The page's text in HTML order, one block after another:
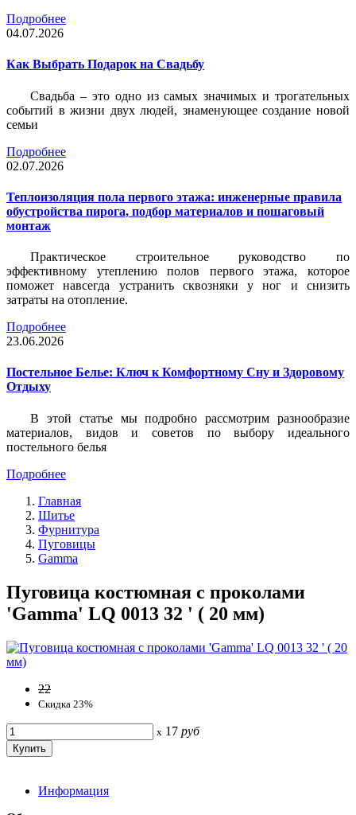
Подробнее
04.07.2026
Как Выбрать Подарок на Свадьбу
Свадьба – это одно из самых значимых и трогательных
событий в жизни двух людей, знаменующее создание новой
семьи
Подробнее
02.07.2026
Теплоизоляция пола первого этажа: инженерные правила
обустройства пирога, подбор материалов и пошаговый
монтаж
Практическое строительное руководство по
эффективному утеплению полов первого этажа, которое
поможет навсегда устранить сквозняки у ног и снизить
затраты на отопление.
Подробнее
23.06.2026
Постельное Белье: Ключ к Комфортному Сну и Здоровому
Отдыху
В этой статье мы подробно рассмотрим разнообразие
материалов, видов и советов по выбору идеального
постельного белья
Подробнее
Главная
Шитье
Фурнитура
Пуговицы
Gamma
Пуговица костюмная с проколами
'Gamma' LQ 0013 32 ' ( 20 мм)
22
Скидка 23%
x 17 руб
Информация